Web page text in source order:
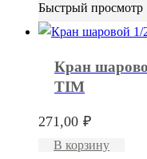
Быстрый просмотр
Кран
TIM
271,00 ₽
В корзину